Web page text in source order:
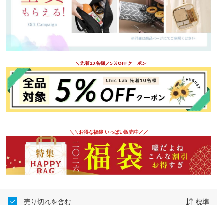
＼先着10名様／5％OFFクーポン
＼＼お得な福袋 いっぱい販売中／／
売り切れを含む 標準